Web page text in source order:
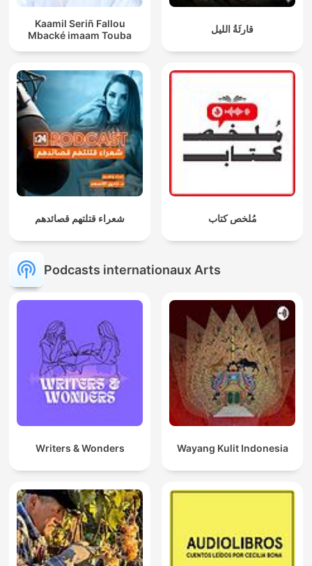
Kaamil Seriñ Fallou
Mbacké imaam Touba
قارِئَةُ الليل
شعراء قتلتهم قصائدهم مُلخص كتاب
Podcasts internationaux Arts
Writers & Wonders Wayang Kulit Indonesia